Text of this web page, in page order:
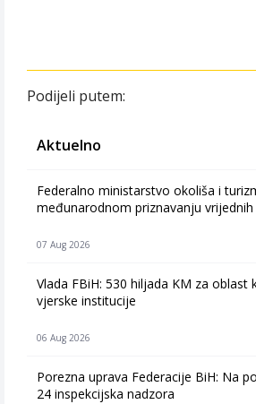
Podijeli putem:
Aktuelno
Federalno ministarstvo okoliša i
međunarodnom priznavanju
07 Aug 2026
Vlada FBiH: 530 hiljada KM za oblast
vjerske institucije
06 Aug 2026
Porezna uprava Federacije BiH: Na
24 inspekcijska nadzora